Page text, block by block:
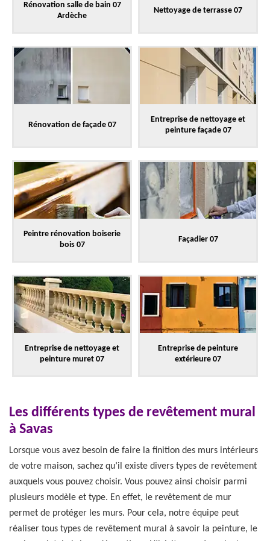
Rénovation salle de bain 07
Ardèche
Nettoyage de terrasse 07
Rénovation de façade 07
Entreprise de nettoyage et
peinture façade 07
Peintre rénovation boiserie
bois 07
Façadier 07
Entreprise de nettoyage et
peinture muret 07
Entreprise de peinture
extérieure 07
Les différents types de revêtement mural
à Savas
Lorsque vous avez besoin de faire la finition des murs intérieurs
de votre maison, sachez qu’il existe divers types de revêtement
auxquels vous pouvez choisir. Vous pouvez ainsi choisir parmi
plusieurs modèle et type. En effet, le revêtement de mur
permet de protéger les murs. Pour cela, notre équipe peut
réaliser tous types de revêtement mural à savoir la peinture, le